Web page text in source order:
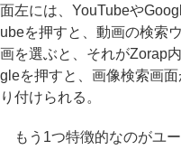
面左には、YouTubeや
ubeを押すと、動画の検索
画を選ぶと、それがZorap
gleを押すと、画像検索画
り付けられる。
もう1つ特徴的なのがユ